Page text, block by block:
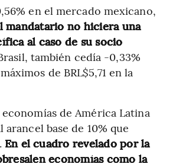
en el mercado mexicano,
mandatario no hiciera una
al caso de su socio
también cedía -0,33%
de BRL$5,71 en la
de América Latina
arancel base de 10% que
En el cuadro revelado por la
economías como la